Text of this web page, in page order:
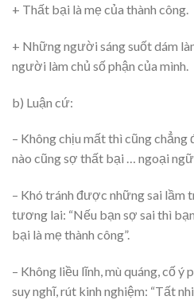
+ Thất bại là mẹ của thành công.
+ Những người sáng suốt dám
người làm chủ số phận của mình.
b) Luận cứ:
– Không chịu mất thì cũng
nào cũng sợ thất bại … ngoại
– Khó tránh được những sai lầm
tương lai: “Nếu bạn sợ sai thì
bại là mẹ thành công”.
– Không liều lĩnh, mù quáng, cố ý
suy nghĩ, rút kinh nghiệm: “Tất